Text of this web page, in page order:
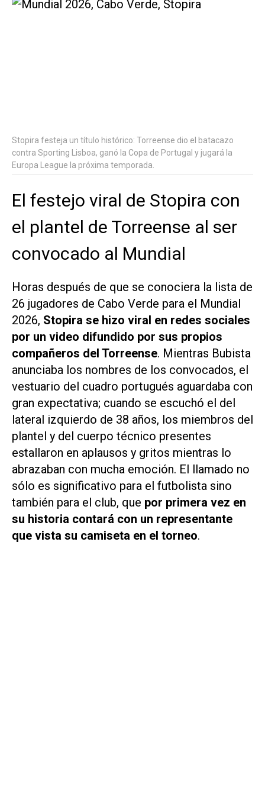
Stopira festeja un título histórico: Torreense dio el batacazo
contra Sporting Lisboa, ganó la Copa de Portugal y jugará la
Europa League la próxima temporada.
El festejo viral de Stopira con
el plantel de Torreense al ser
convocado al Mundial
Horas después de que se conociera la lista de
26 jugadores de Cabo Verde para el Mundial
2026, Stopira se hizo viral en redes sociales
por un video difundido por sus propios
compañeros del Torreense. Mientras Bubista
anunciaba los nombres de los convocados, el
vestuario del cuadro portugués aguardaba con
gran expectativa; cuando se escuchó el del
lateral izquierdo de 38 años, los miembros del
plantel y del cuerpo técnico presentes
estallaron en aplausos y gritos mientras lo
abrazaban con mucha emoción. El llamado no
sólo es significativo para el futbolista sino
también para el club, que por primera vez en
su historia contará con un representante
que vista su camiseta en el torneo.